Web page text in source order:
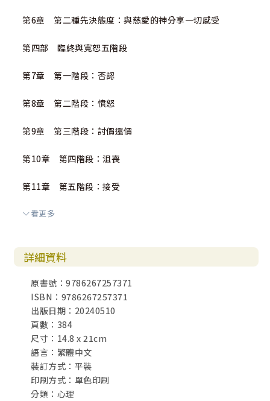
第6章 第二種先決態度：與慈愛的神分享一切感受
第四部 臨終與寬恕五階段
第7章 第一階段：否認
第8章 第二階段：憤怒
第9章 第三階段：討價還價
第10章 第四階段：沮喪
第11章 第五階段：接受
第五部 臨終與寬恕五階段的總結：感恩聖事
第六部 著手治療記憶
第13章 每天祈禱治療一則記憶
第14章 治療未來
第15章 透過夢境治療未來
第16章 起而行：獨自祈禱與和他人一起祈禱
看更多
詳細資料
原書號：9786267257371
ISBN：9786267257371
出版日期：20240510
頁數：384
尺寸：14.8 x 21cm
語言：繁體中文
裝訂方式：平裝
印刷方式：單色印刷
分類：心理